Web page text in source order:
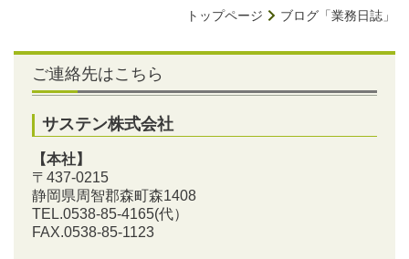
トップページ ブログ「業務日誌」
ご連絡先はこちら
サステン株式会社
【本社】
〒437-0215
静岡県周智郡森町森1408
TEL.0538-85-4165(代）
FAX.0538-85-1123